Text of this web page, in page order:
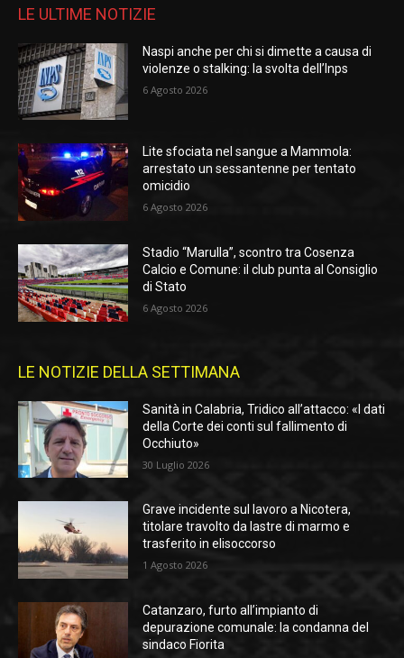
LE ULTIME NOTIZIE
Naspi anche per chi si dimette a causa di
violenze o stalking: la svolta dell’Inps
6 Agosto 2026
Lite sfociata nel sangue a Mammola:
arrestato un sessantenne per tentato
omicidio
6 Agosto 2026
Stadio “Marulla”, scontro tra Cosenza
Calcio e Comune: il club punta al Consiglio
di Stato
6 Agosto 2026
LE NOTIZIE DELLA SETTIMANA
Sanità in Calabria, Tridico all’attacco: «I dati
della Corte dei conti sul fallimento di
Occhiuto»
30 Luglio 2026
Grave incidente sul lavoro a Nicotera,
titolare travolto da lastre di marmo e
trasferito in elisoccorso
1 Agosto 2026
Catanzaro, furto all’impianto di
depurazione comunale: la condanna del
sindaco Fiorita